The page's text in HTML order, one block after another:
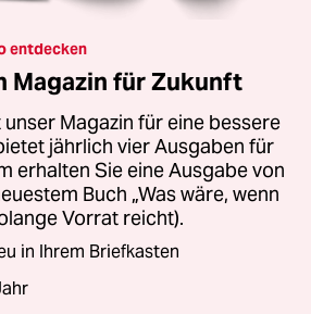
entdecken
Magazin für Zukunft
unser Magazin für eine bessere
jährlich vier Ausgaben für
erhalten Sie eine Ausgabe von
Buch „Was wäre, wenn
Vorrat reicht).
in Ihrem Briefkasten